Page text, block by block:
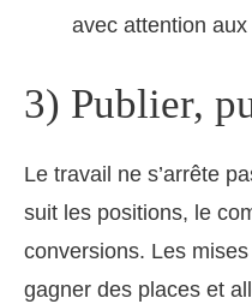
avec attention aux
3) Publier,
Le travail ne s’arrête
suit les positions, le
conversions. Les
gagner des places et